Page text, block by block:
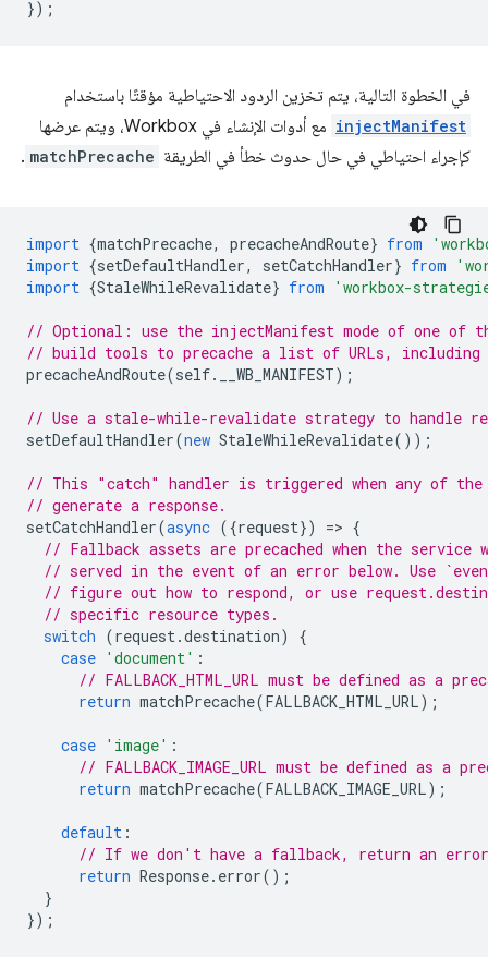
});
في الخطوة التالية، يتم تخزين الردود الاحتياطية مؤقتًا باستخدام
injectManifest
مع أدوات الإنشاء في Workbox، ويتم عرضها
كإجراء احتياطي في حال حدوث خطأ في الطريقة matchPrecache
.
import {matchPrecache, precacheAndRoute} from
import {setDefaultHandler, setCatchHandler} from
import {StaleWhileRevalidate} from 'workbox-
// Optional: use the injectManifest mode of one of
// build tools to precache a list of URLs, including
precacheAndRoute(self. __WB_MANIFEST);
// Use a stale-while-revalidate strategy to handle
setDefaultHandler(new StaleWhileRevalidate());
// This "catch" handler is triggered when any of
// generate a response.
setCatchHandler(async ({request}) => {
// Fallback assets are precached when the
// served in the event of an error below. Use
// figure out how to respond, or use
// specific resource types.
switch (request.destination)
{
case 'document' :
// FALLBACK_HTML_URL must be defined as a
return matchPrecache(FALLBACK_HTML_URL);
case 'image' :
// FALLBACK_IMAGE_URL must be defined as a
return matchPrecache(FALLBACK_IMAGE_URL);
default :
// If we don't have a fallback, return an error
return Response. error();
}
});